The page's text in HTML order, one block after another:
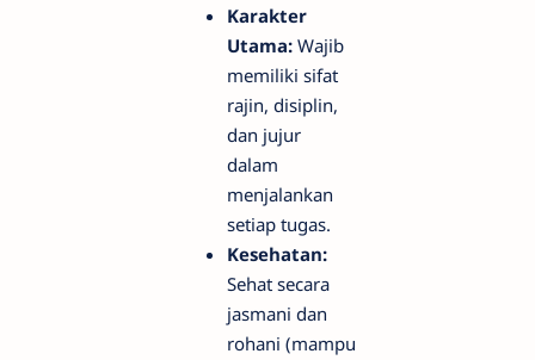
Karakter
Utama: Wajib
memiliki sifat
rajin, disiplin,
dan jujur
dalam
menjalankan
setiap tugas.
Kesehatan:
Sehat secara
jasmani dan
rohani (mampu